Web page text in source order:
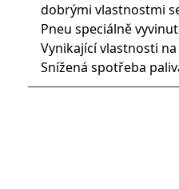
dobrými vlastnostmi
Pneu speciálně
Vynikající vlastnosti
Snížená spotřeba